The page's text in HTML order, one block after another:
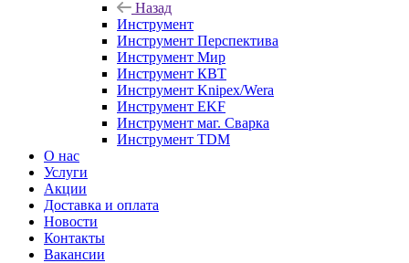
Назад
Инструмент
Инструмент Перспектива
Инструмент Мир
Инструмент КВТ
Инструмент Knipex/Wera
Инструмент EKF
Инструмент маг. Сварка
Инструмент TDM
О нас
Услуги
Акции
Доставка и оплата
Новости
Контакты
Вакансии